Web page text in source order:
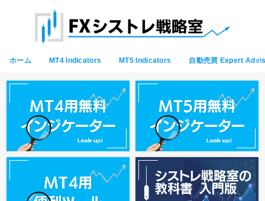
ホーム MT4 Indicators MT5 Indicators 自動売買 Expert